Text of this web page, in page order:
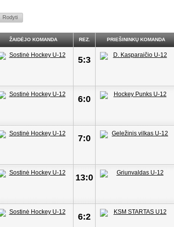
ŽAIDĖJO KOMANDA REZ. PRIEŠININKŲ KOMANDA
5:3
6:0
7:0
13:0
6:2